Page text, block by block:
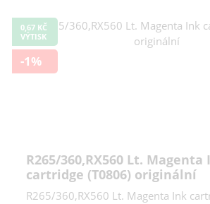
0,67 KČ
VÝTISK
-1%
R265/360,RX560 Lt. Magenta
cartridge (T0806) originální
R265/360,RX560 Lt. Magenta Ink